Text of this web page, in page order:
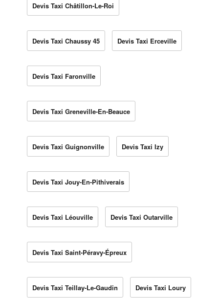
Devis Taxi Châtillon-Le-Roi
Devis Taxi Chaussy 45 Devis Taxi Erceville
Devis Taxi Faronville
Devis Taxi Greneville-En-Beauce
Devis Taxi Guignonville Devis Taxi Izy
Devis Taxi Jouy-En-Pithiverais
Devis Taxi Léouville Devis Taxi Outarville
Devis Taxi Saint-Péravy-Épreux
Devis Taxi Teillay-Le-Gaudin Devis Taxi Loury